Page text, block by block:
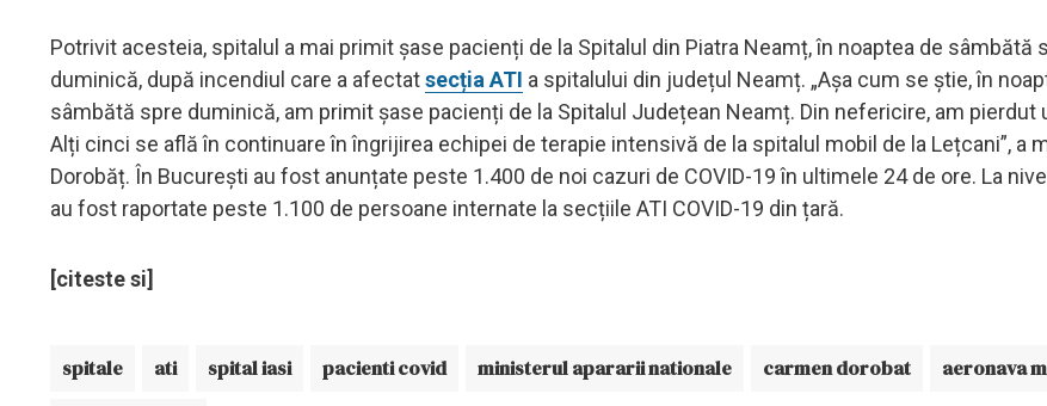
Potrivit acesteia, spitalul a mai primit șase pacienți de la Spitalul din Piatra Neamț, în noaptea de sâmbătă
duminică, după incendiul care a afectatsecția ATI a spitalului din județul Neamț. „Așa cum se știe, în
sâmbătă spre duminică, am primit șase pacienți de la Spitalul Județean Neamț. Din nefericire, am pierdut
Alți cinci se află în continuare în îngrijirea echipei de terapie intensivă de la spitalul mobil de la Lețcani”, a
Dorobăț. În București au fost anunțate peste 1.400 de noi cazuri de COVID-19 în ultimele 24 de ore. La
au fost raportate peste 1.100 de persoane internate la secțiile ATI COVID-19 din țară.
[citeste si]
spitale ati spital iasi pacienti covid ministerul apararii nationale carmen dorobat aeronava